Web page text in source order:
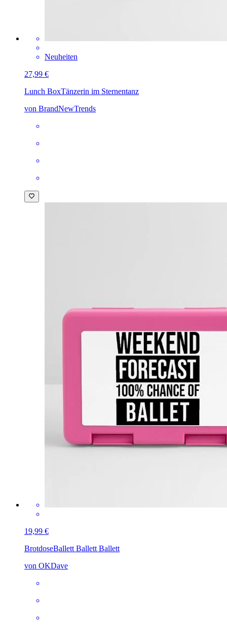
Neuheiten
27,99 €
Lunch BoxTänzerin im Sternentanz
von BrandNewTrends
19,99 €
BrotdoseBallett Ballett Ballett
von OKDave